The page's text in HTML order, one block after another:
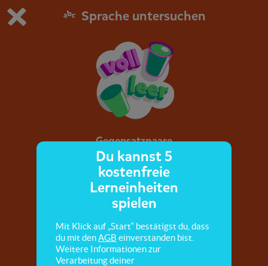
Du spielst die kostenfreie Testversion von scoyo.
Jetzt bestellen
1
Sprache untersuchen
Gegensatzpaare
Hier lernst du einige Gegensätze kennen.
Du kannst 5
kostenfreie
Lerneinheiten
spielen
Mit Klick auf „Start“ bestätigst du, dass
du mit denAGB einverstanden bist.
Weitere Informationen zur
Verarbeitung deiner